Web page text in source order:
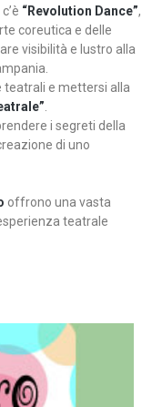
“Revolution Dance”,
coreutica e delle
visibilità e lustro alla
teatrali e mettersi alla
i segreti della
di uno
offrono una vasta
teatrale